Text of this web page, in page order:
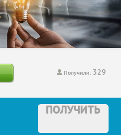
Получили: 329
ПОЛУЧИТЬ